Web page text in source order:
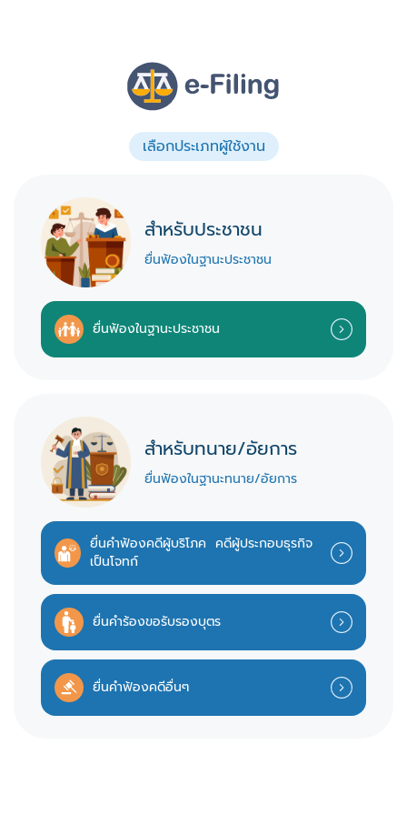
เลือกประเภทผู้ใช้งาน
สำหรับประชาชน
ยื่นฟ้องในฐานะประชาชน
ยื่นฟ้องในฐานะประชาชน
สำหรับทนาย/อัยการ
ยื่นฟ้องในฐานะทนาย/อัยการ
ยื่นคำฟ้องคดีผู้บริโภค คดีผู้ประกอบธุรกิจ
เป็นโจทก์
ยื่นคำร้องขอรับรองบุตร
ยื่นคำฟ้องคดีอื่นๆ